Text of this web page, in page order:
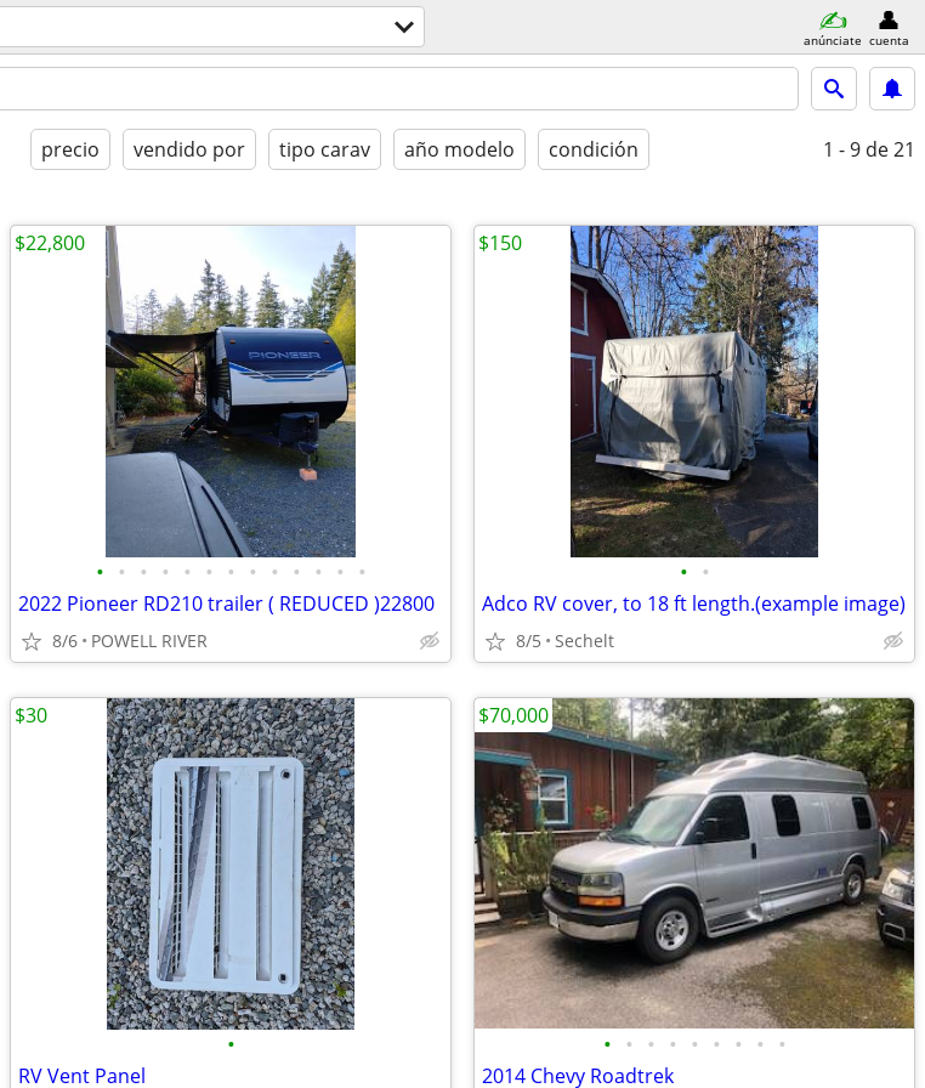
anúnciate cuenta
precio vendido por tipo carav año modelo condición 1 - 9 de 21
• • • • • • • • • • • • •
2022 Pioneer RD210 trailer ( REDUCED )22800
8/6 POWELL RIVER
$22,800
• •
Adco RV cover, to 18 ft length.(example image)
8/5 Sechelt
$150
•
RV Vent Panel
$30
• • • • • • • • •
2014 Chevy Roadtrek
$70,000